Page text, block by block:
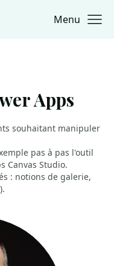
Menu
Apps
souhaitant manipuler
pas à pas l'outil
Canvas Studio.
: notions de galerie,